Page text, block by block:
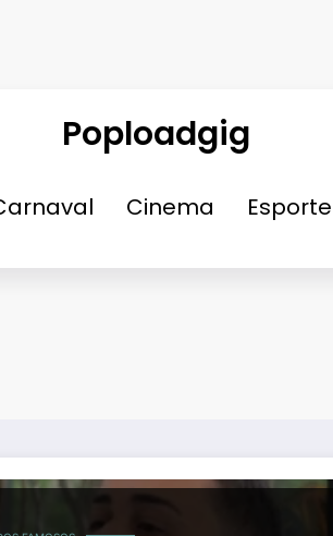
Poploadgig
Cinema Esporte